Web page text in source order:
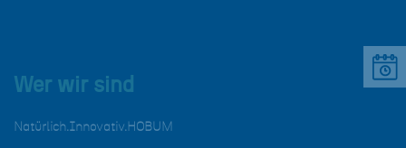
Wer wir sind
Natürlich.Innovativ.HOBUM